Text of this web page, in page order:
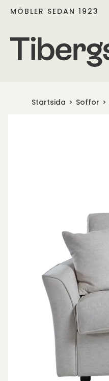
MÖBLER SEDAN 1923
Startsida Soffor